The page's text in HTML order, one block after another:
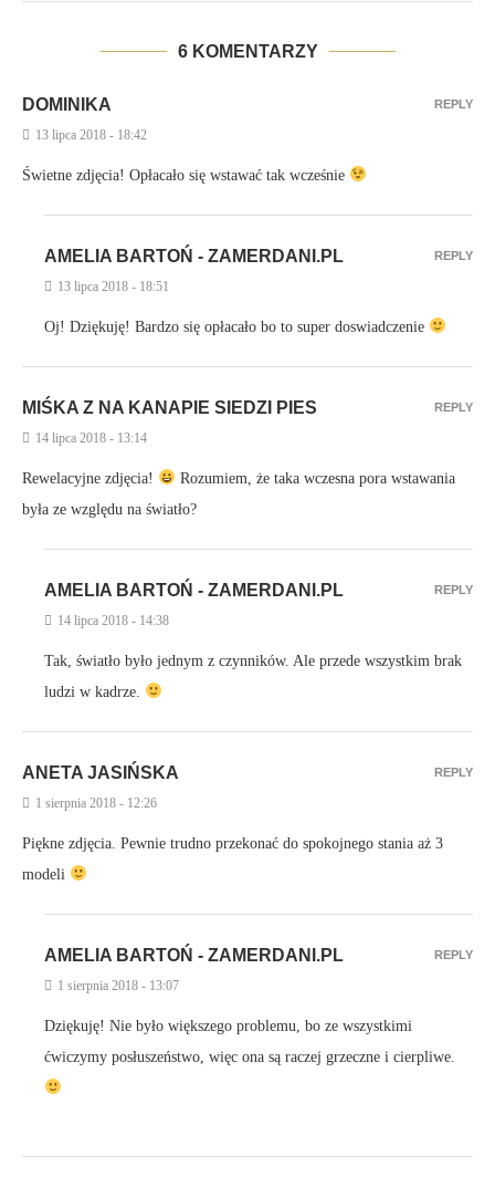
6 KOMENTARZY
DOMINIKA
13 lipca 2018 - 18:42
Świetne zdjęcia! Opłacało się wstawać tak wcześnie
REPLY
AMELIA BARTOŃ - ZAMERDANI.PL
13 lipca 2018 - 18:51
Oj! Dziękuję! Bardzo się opłacało bo to super doswiadczenie
REPLY
MIŚKA Z NA KANAPIE SIEDZI PIES
14 lipca 2018 - 13:14
Rewelacyjne zdjęcia!
Rozumiem, że taka wczesna pora wstawania
była ze względu na światło?
REPLY
AMELIA BARTOŃ - ZAMERDANI.PL
14 lipca 2018 - 14:38
Tak, światło było jednym z czynników. Ale przede wszystkim brak
ludzi w kadrze.
REPLY
ANETA JASIŃSKA
1 sierpnia 2018 - 12:26
Piękne zdjęcia. Pewnie trudno przekonać do spokojnego stania aż 3
modeli
REPLY
AMELIA BARTOŃ - ZAMERDANI.PL
1 sierpnia 2018 - 13:07
Dziękuję! Nie było większego problemu, bo ze wszystkimi
ćwiczymy posłuszeństwo, więc ona są raczej grzeczne i cierpliwe.
REPLY